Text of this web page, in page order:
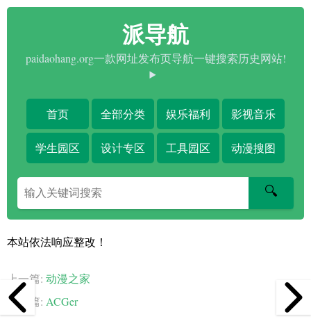
派导航
paidaohang.org一款网址发布页导航一键搜索历史网站!
首页 全部分类 娱乐福利 影视音乐
学生园区 设计专区 工具园区 动漫搜图
搜
索
字
🔍
本站依法响应整改！
上一篇: 动漫之家
下一篇: ACGer